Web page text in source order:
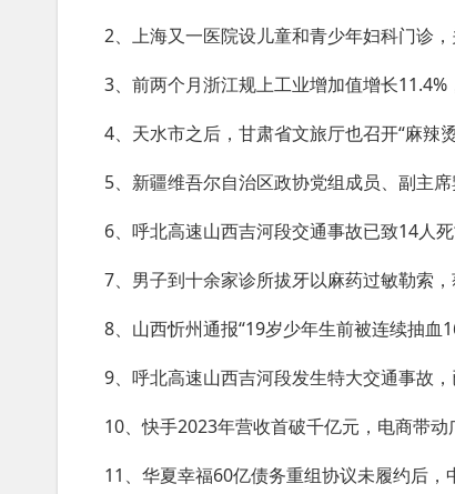
2、上海又一医院设儿童和青少年妇科门诊
3、前两个月浙江规上工业增加值增长11.4%
4、天水市之后，甘肃省文旅厅也召开“麻辣
5、新疆维吾尔自治区政协党组成员、副主
6、呼北高速山西吉河段交通事故已致14人
7、男子到十余家诊所拔牙以麻药过敏勒索
8、山西忻州通报“19岁少年生前被连续抽血
9、呼北高速山西吉河段发生特大交通事故
10、快手2023年营收首破千亿元，电商带动
11、华夏幸福60亿债务重组协议未履约后